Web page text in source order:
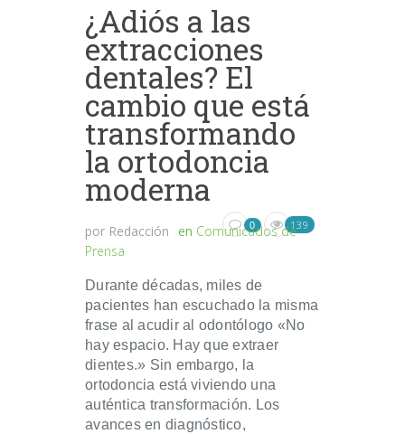
¿Adiós a las
extracciones
dentales? El
cambio que está
transformando
la ortodoncia
moderna
por Redacción en Comunicados de
Prensa
0 139
Durante décadas, miles de
pacientes han escuchado la misma
frase al acudir al odontólogo «No
hay espacio. Hay que extraer
dientes.» Sin embargo, la
ortodoncia está viviendo una
auténtica transformación. Los
avances en diagnóstico,